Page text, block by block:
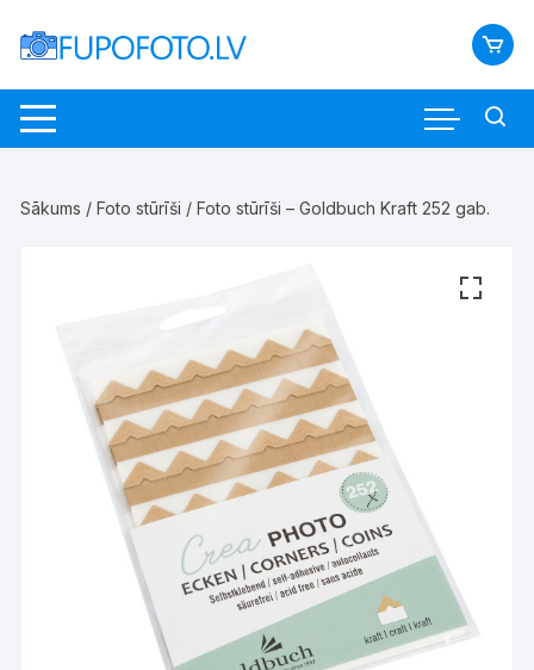
Sākums /Foto stūrīši / Foto stūrīši – Goldbuch Kraft 252 gab.